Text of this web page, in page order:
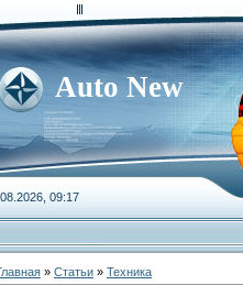
Auto New
09:17
» Статьи » Техника